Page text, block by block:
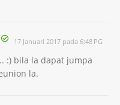
17 Januari 2017 pada 6:48 PG
:) bila la dapat jumpa
la.